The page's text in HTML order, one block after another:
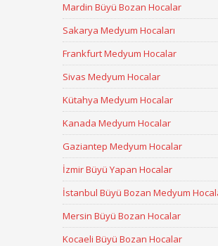
Mardin Büyü Bozan Hocalar
Sakarya Medyum Hocaları
Frankfurt Medyum Hocalar
Sivas Medyum Hocalar
Kütahya Medyum Hocalar
Kanada Medyum Hocalar
Gaziantep Medyum Hocalar
İzmir Büyü Yapan Hocalar
İstanbul Büyü Bozan Medyum
Mersin Büyü Bozan Hocalar
Kocaeli Büyü Bozan Hocalar